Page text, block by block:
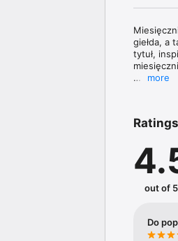
giełda, a
tytuł,
jak
trendy i
trzyma
more
out of 5
Do